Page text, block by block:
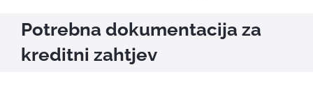
Potrebna dokumentacija za
kreditni zahtjev